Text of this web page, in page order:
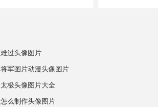
难过头像图片
将军图片动漫头像图片
太极头像图片大全
怎么制作头像图片